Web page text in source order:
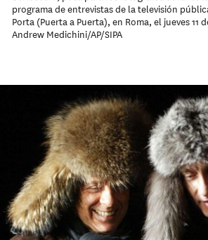
programa de entrevistas de la televisión
Porta (Puerta a Puerta), en Roma, el jueves 11
Andrew Medichini/AP/SIPA